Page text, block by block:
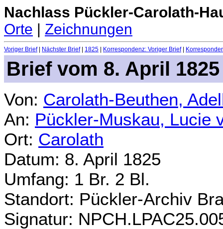
Nachlass Pückler-Carolath-
Orte | Zeichnungen
Voriger Brief| Nächster Brief| 1825 Korrespondenz: Voriger Brief|
Brief vom 8. April 1825
Von: Carolath-Beuthen,
An: Pückler-Muskau, Lucie
Ort: Carolath
Datum: 8. April 1825
Umfang: 1 Br. 2 Bl.
Standort: Pückler-Archiv
Signatur: